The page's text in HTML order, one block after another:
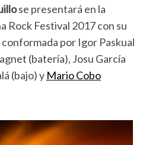
se presentará en la
Rock Festival 2017 con su
por Igor Paskual
(batería), Josu García
(bajo) y Mario Cobo